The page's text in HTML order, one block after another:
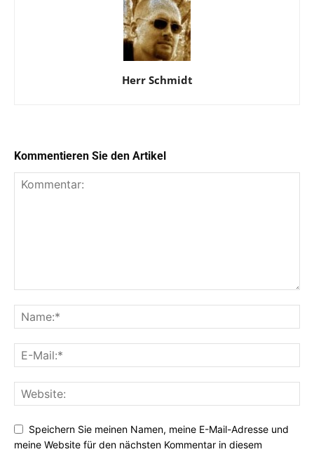
Herr Schmidt
Kommentieren Sie den Artikel
Speichern Sie meinen Namen, meine E-Mail-Adresse und
meine Website für den nächsten Kommentar in diesem